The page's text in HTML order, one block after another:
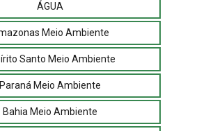
ÁGUA
Meio Ambiente
Santo Meio Ambiente
Paraná Meio Ambiente
Bahia Meio Ambiente